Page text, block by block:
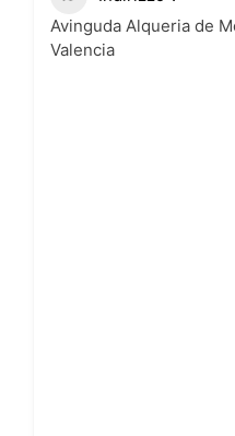
Avinguda Alqueria de
Valencia